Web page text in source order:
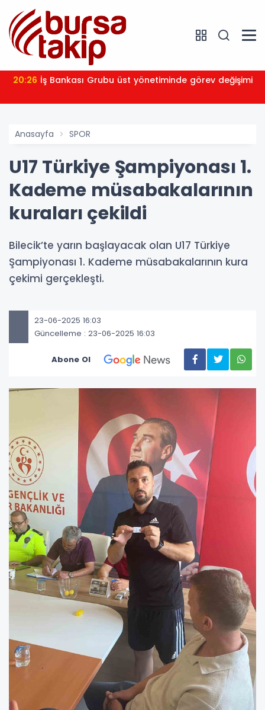
20:26 İş Bankası Grubu üst yönetiminde görev değişimi
Anasayfa SPOR
U17 Türkiye Şampiyonası 1.
Kademe müsabakalarının
kuraları çekildi
Bilecik’te yarın başlayacak olan U17 Türkiye
Şampiyonası 1. Kademe müsabakalarının kura
çekimi gerçekleşti.
23-06-2025 16:03
Güncelleme : 23-06-2025 16:03
Abone Ol